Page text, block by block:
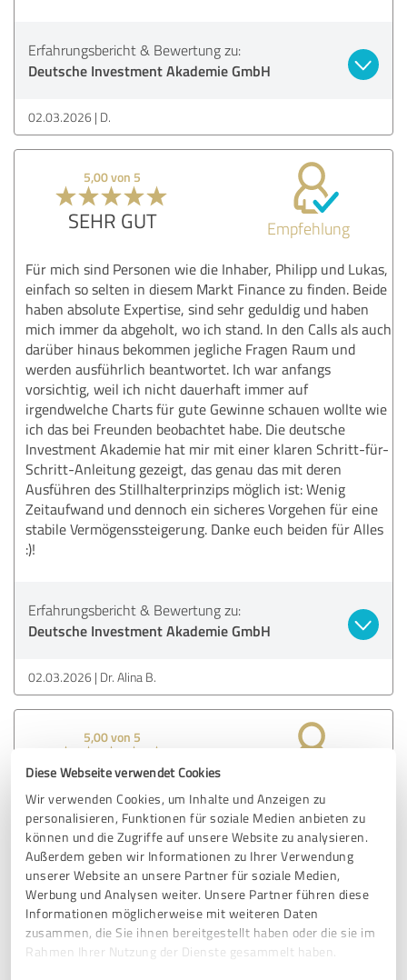
Diese Webseite verwendet Cookies
Wir verwenden Cookies, um Inhalte und Anzeigen zu
personalisieren, Funktionen für soziale Medien anbieten zu
können und die Zugriffe auf unsere Website zu analysieren.
Außerdem geben wir Informationen zu Ihrer Verwendung
unserer Website an unsere Partner für soziale Medien,
Werbung und Analysen weiter. Unsere Partner führen diese
Informationen möglicherweise mit weiteren Daten
zusammen, die Sie ihnen bereitgestellt haben oder die sie im
Rahmen Ihrer Nutzung der Dienste gesammelt haben.
Erfahrungsbericht & Bewertung zu:
Deutsche Investment Akademie GmbH
02.03.2026 D.
5,00 von 5
SEHR GUT Empfehlung
Für mich sind Personen wie die Inhaber, Philipp und Lukas,
einfach so selten in diesem Markt Finance zu finden. Beide
haben absolute Expertise, sind sehr geduldig und haben
mich immer da abgeholt, wo ich stand. In den Calls als auch
darüber hinaus bekommen jegliche Fragen Raum und
werden ausführlich beantwortet. Ich war anfangs
vorsichtig, weil ich nicht dauerhaft immer auf
irgendwelche Charts für gute Gewinne schauen wollte wie
ich das bei Freunden beobachtet habe. Die deutsche
Investment Akademie hat mir mit einer klaren Schritt-für-
Schritt-Anleitung gezeigt, das genau das mit deren
Ausführen des Stillhalterprinzips möglich ist: Wenig
Zeitaufwand und dennoch ein sicheres Vorgehen für eine
stabile Vermögenssteigerung. Danke euch beiden für Alles
:)!
Erfahrungsbericht & Bewertung zu:
Deutsche Investment Akademie GmbH
02.03.2026 Dr. Alina B.
5,00 von 5
SEHR GUT
Ich kann jedem der sich mit dem Stillhalterprinzip bzw.
dem Optionshandel beschäftigt, die Deutsche Investment
Akademie nur wärmstens empfehlen, ich selbst habe sie
auch aktiv an Bekannte weiterempfohlen.
Philipp und Lukas sind 2 ehrliche, freundliche,
zuvorkommende und herzliche Menschen, die sich wirklich
bemühen, dieses Prinzip jedem bei zu bringen, egal wie